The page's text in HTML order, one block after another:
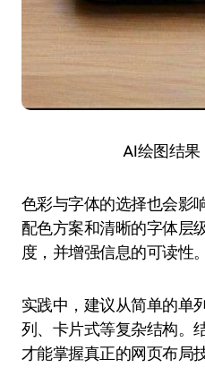
AI绘图结
色彩与字体的选择也会影
配色方案和清晰的字体层
度，并增强信息的可读性。
实践中，建议从简单的单
列、卡片式等复杂结构。
才能掌握真正的网页布局技